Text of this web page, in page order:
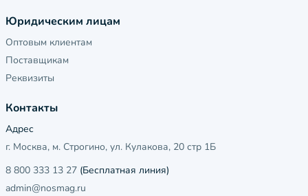
Юридическим лицам
Оптовым клиентам
Поставщикам
Реквизиты
Контакты
Адрес
г. Москва, м. Строгино, ул. Кулакова, 20 стр 1Б
8 800 333 13 27 (Бесплатная линия)
admin@nosmag.ru